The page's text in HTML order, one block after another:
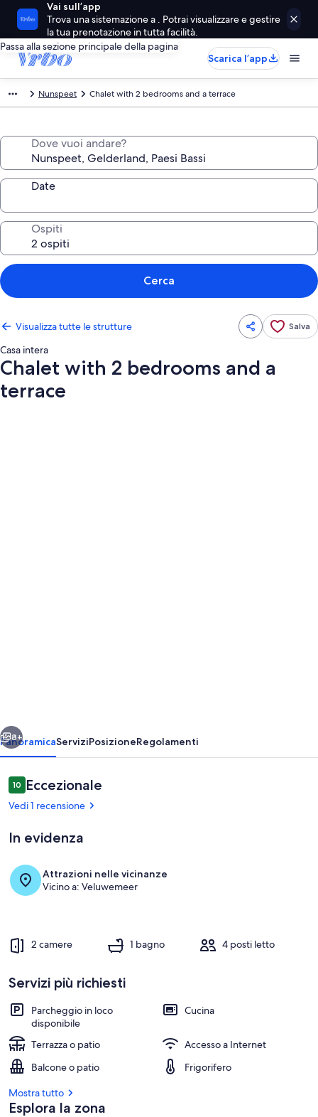
Vai sull’app
Trova una sistemazione a . Potrai visualizzare e gestire
la tua prenotazione in tutta facilità.
Passa alla sezione principale della pagina
Scarica l’app
Nunspeet Chalet with 2 bedrooms and a terrace
Dove vuoi andare?
Date
Ospiti
Cerca
Visualizza tutte le strutture Salva
Casa intera
Chalet with 2 bedrooms and a
terrace
a
terrace
Avanti
8+
PanoramicaServiziPosizioneRegolamenti
Recensioni
1010 su 10
Eccezionale
Vedi 1 recensione
In evidenza
Attrazioni nelle vicinanze
Vicino a: Veluwemeer
2 camere 1 bagno 4 posti letto
Servizi più richiesti
Parcheggio in loco
disponibile
Cucina
Terrazza o patio
Accesso a Internet
Balcone o patio
Frigorifero
Mostra tutto
Esplora la zona